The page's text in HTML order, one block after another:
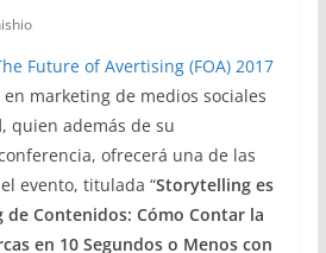
Future of Avertising (FOA) 2017
marketing de medios sociales
, quien además de su
ofrecerá una de las
evento, titulada “Storytelling es
Contenidos: Cómo Contar la
en 10 Segundos o Menos con